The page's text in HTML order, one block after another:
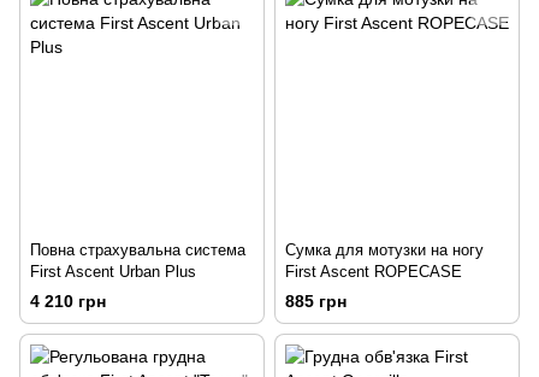
Повна страхувальна система
First Ascent Urban Plus
4 210 грн
Сумка для мотузки на ногу
First Ascent ROPECASE
885 грн